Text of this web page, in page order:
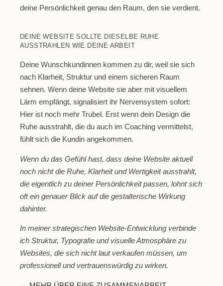
deine Persönlichkeit genau den Raum, den sie verdient.
DEINE WEBSITE SOLLTE DIESELBE RUHE
AUSSTRAHLEN WIE DEINE ARBEIT
Deine Wunschkundinnen kommen zu dir, weil sie sich
nach Klarheit, Struktur und einem sicheren Raum
sehnen. Wenn deine Website sie aber mit visuellem
Lärm empfängt, signalisiert ihr Nervensystem sofort:
Hier ist noch mehr Trubel. Erst wenn dein Design die
Ruhe ausstrahlt, die du auch im Coaching vermittelst,
fühlt sich die Kundin angekommen.
Wenn du das Gefühl hast, dass deine Website aktuell
noch nicht die Ruhe, Klarheit und Wertigkeit ausstrahlt,
die eigentlich zu deiner Persönlichkeit passen, lohnt sich
oft ein genauer Blick auf die gestalterische Wirkung
dahinter.
In meiner strategischen Website-Entwicklung verbinde
ich Struktur, Typografie und visuelle Atmosphäre zu
Websites, die sich nicht laut verkaufen müssen, um
professionell und vertrauenswürdig zu wirken.